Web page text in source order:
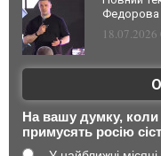
Федорова
18.07.2026
На вашу думку, коли
примусять росію